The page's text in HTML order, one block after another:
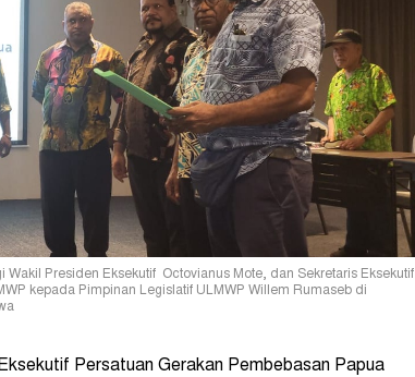
Presiden Eksekutif Octovianus Mote, dan Sekretaris Eksekutif
kepada Pimpinan Legislatif ULMWP Willem Rumaseb di
Persatuan Gerakan Pembebasan Papua